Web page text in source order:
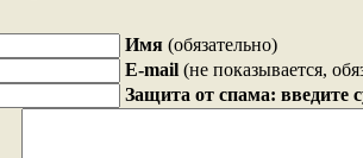
Имя (обязательно)
E-mail (не показывается,
Защита от спама: введите